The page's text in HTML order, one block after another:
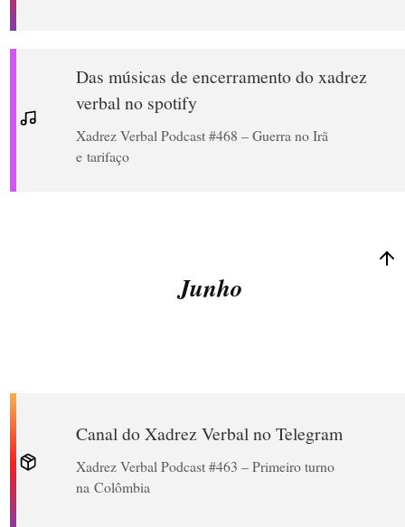
Das músicas de encerramento do xadrez
verbal no spotify
Xadrez Verbal Podcast #468 – Guerra no Irã
e tarifaço
Junho
Canal do Xadrez Verbal no Telegram
Xadrez Verbal Podcast #463 – Primeiro turno
na Colômbia